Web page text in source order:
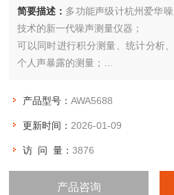
简要描述： 多功能声级计杭州爱华
技术的新一代噪声测量仪器；
可以同时进行积分测量、统计分析
个人声暴露的测量；
产品型号：AWA5688
更新时间： 2026-01-09
访 问 量：3876
产品咨询